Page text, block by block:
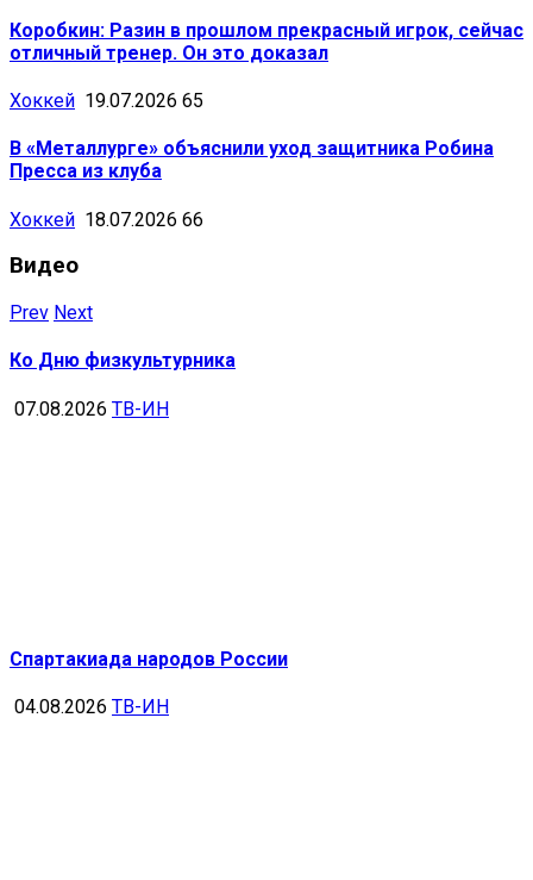
Коробкин: Разин в прошлом прекрасный игрок, сейчас
отличный тренер. Он это доказал
Хоккей 19.07.2026 65
В «Металлурге» объяснили уход защитника Робина
Пресса из клуба
Хоккей 18.07.2026 66
Видео
Prev Next
Ко Дню физкультурника
07.08.2026 ТВ-ИН
Спартакиада народов России
04.08.2026 ТВ-ИН